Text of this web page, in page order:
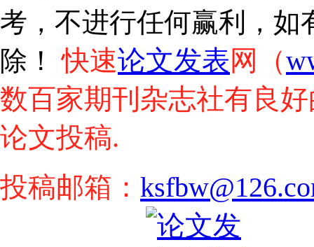
考，不进行任何赢利，如
除！快速论文发表网（
数百家期刊杂志社有良
论文投稿.
投稿邮箱：